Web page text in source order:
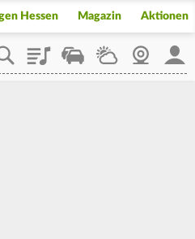
Hessen Magazin Aktionen
PlaylistStaupilotWetterWebcam